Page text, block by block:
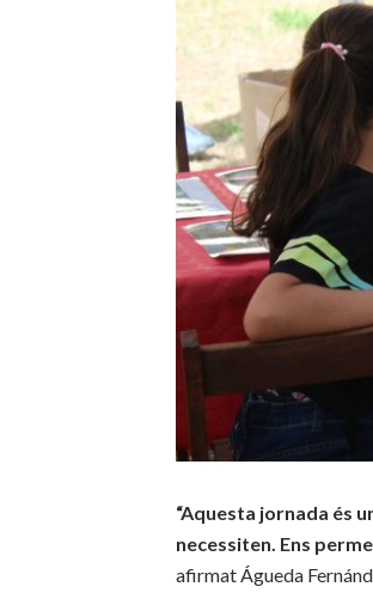
“Aquesta jornada és
necessiten. Ens
afirmat Águeda